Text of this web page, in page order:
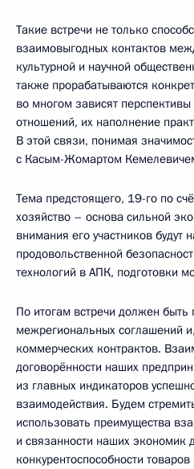
Такие встречи не только
взаимовыгодных контактов
культурной и научной
также прорабатываются
во многом зависят
отношений, их наполнение
В этой связи, понимая
с Касым-Жомартом
Тема предстоящего, 19-го по
хозяйство – основа сильной
внимания его участников будут
продовольственной
технологий в АПК, подготовки
По итогам встречи должен
межрегиональных соглашений
коммерческих контрактов.
договорённости наших
из главных индикаторов
взаимодействия. Будем
использовать преимущества
и связанности наших экономик
конкурентоспособности